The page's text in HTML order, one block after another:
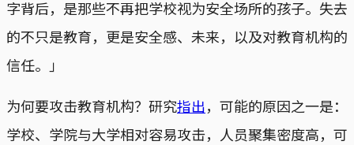
字背后，是那些不再把学校视为安全场所的孩子。失去
的不只是教育，更是安全感、未来，以及对教育机构的
信任。」
为何要攻击教育机构？研究指出，可能的原因之一是：
学校、学院与大学相对容易攻击，人员聚集密度高，可